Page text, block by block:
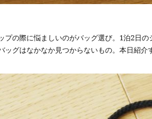
プの際に悩ましいのがバッグ選び。1泊2日
ッグはなかなか見つからないもの。本日紹